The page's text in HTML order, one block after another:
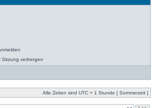
Sitzung verbergen
Alle Zeiten sind UTC + 1 Stunde [ Sommerzeit ]